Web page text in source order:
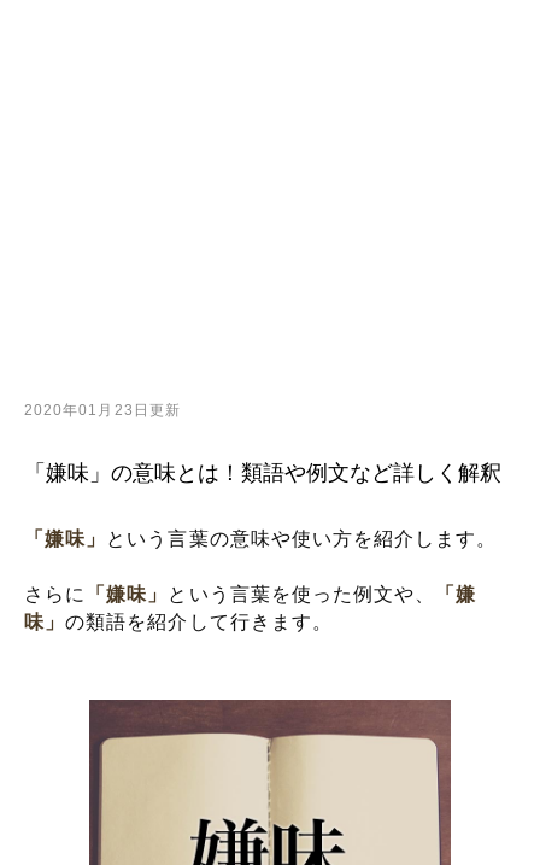
2020年01月23日更新
「嫌味」の意味とは！類語や例文など詳しく解釈
「嫌味」 という言葉の意味や使い方を紹介します。
さらに 「嫌味」 という言葉を使った例文や、
「嫌
味」の類語を紹介して行きます。